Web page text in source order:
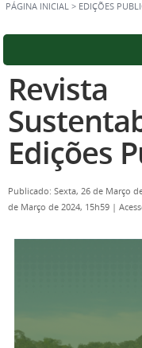
PÁGINA INICIAL > EDIÇÕES
Revista
Edições
Publicado: Sexta, 26 de Março
de Março de 2024, 15h59 |